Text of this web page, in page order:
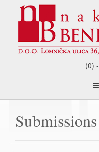
(0) -
Submissions